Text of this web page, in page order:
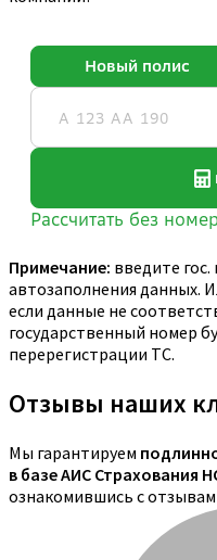
Примечание: введите
автозаполнения данных.
если данные не
государственный номер
перерегистрации ТС.
Отзывы наших
Мы гарантируем
в базе АИС Страхования
ознакомившись с